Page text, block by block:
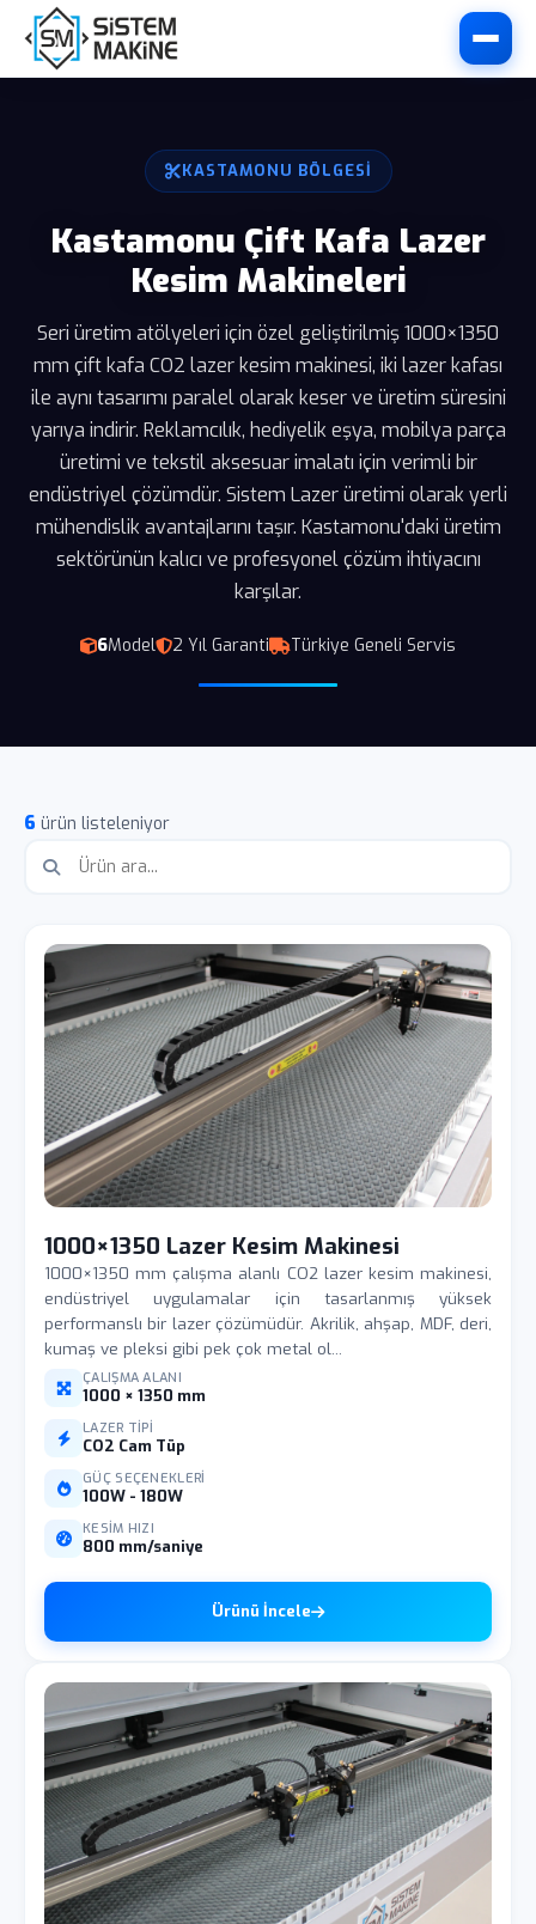
KASTAMONU BÖLGESI
Kastamonu Çift Kafa Lazer
Kesim Makineleri
Seri üretim atölyeleri için özel geliştirilmiş 1000×1350
mm çift kafa CO2 lazer kesim makinesi, iki lazer kafası
ile aynı tasarımı paralel olarak keser ve üretim süresini
yarıya indirir. Reklamcılık, hediyelik eşya, mobilya parça
üretimi ve tekstil aksesuar imalatı için verimli bir
endüstriyel çözümdür. Sistem Lazer üretimi olarak yerli
mühendislik avantajlarını taşır. Kastamonu'daki üretim
sektörünün kalıcı ve profesyonel çözüm ihtiyacını
karşılar.
6Model 2 Yıl Garanti Türkiye Geneli Servis
6 ürün listeleniyor
1000×1350 Lazer Kesim Makinesi
1000×1350 mm çalışma alanlı CO2 lazer kesim makinesi,
endüstriyel uygulamalar için tasarlanmış yüksek
performanslı bir lazer çözümüdür. Akrilik, ahşap, MDF, deri,
kumaş ve pleksi gibi pek çok metal ol...
ÇALIŞMA ALANI
1000 × 1350 mm
LAZER TIPI
CO2 Cam Tüp
GÜÇ SEÇENEKLERI
100W - 180W
KESIM HIZI
800 mm/saniye
Ürünü İncele